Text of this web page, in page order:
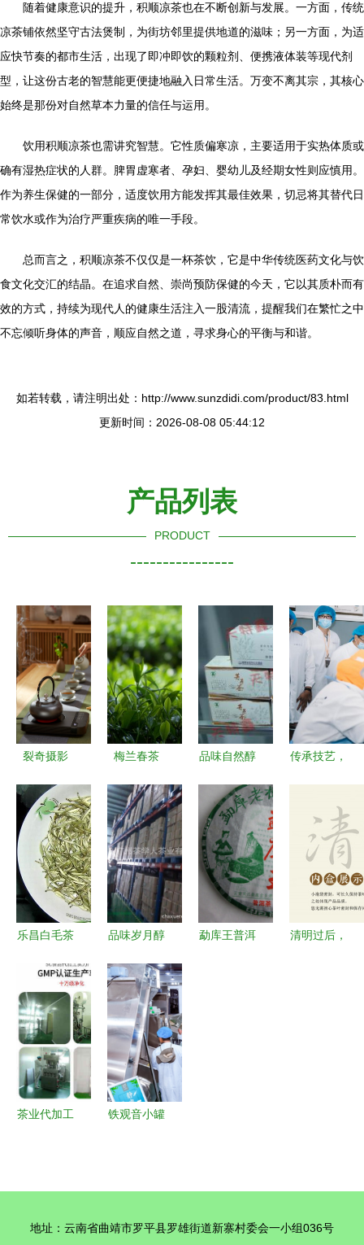
随着健康意识的提升，积顺凉茶也在不断创新与发展。一方面，传统
凉茶铺依然坚守古法煲制，为街坊邻里提供地道的滋味；另一方面，为适
应快节奏的都市生活，出现了即冲即饮的颗粒剂、便携液体装等现代剂
型，让这份古老的智慧能更便捷地融入日常生活。万变不离其宗，其核心
始终是那份对自然草本力量的信任与运用。
饮用积顺凉茶也需讲究智慧。它性质偏寒凉，主要适用于实热体质或
确有湿热症状的人群。脾胃虚寒者、孕妇、婴幼儿及经期女性则应慎用。
作为养生保健的一部分，适度饮用方能发挥其最佳效果，切忌将其替代日
常饮水或作为治疗严重疾病的唯一手段。
总而言之，积顺凉茶不仅仅是一杯茶饮，它是中华传统医药文化与饮
食文化交汇的结晶。在追求自然、崇尚预防保健的今天，它以其质朴而有
效的方式，持续为现代人的健康生活注入一股清流，提醒我们在繁忙之中
不忘倾听身体的声音，顺应自然之道，寻求身心的平衡与和谐。
如若转载，请注明出处：http://www.sunzdidi.com/product/83.html
更新时间：2026-08-08 05:44:12
产品列表
PRODUCT
----------------
裂奇摄影
释光影工艺
美学
梅兰春茶
半盏清香
品味自然醇
特苦荞茶的
生产与供应
价值
传承技艺，
混沌大学创
新商学院黄
山寻味现代
派小罐茶
乐昌白毛茶
芽尖珍宝与
农人匠心
品味岁月醇
学人茶业
2012云南
七级普洱散
茶选购指南
勐库王普洱
清明过后，
茶业代加工
铁观音小罐
地址：云南省曲靖市罗平县罗雄街道新寨村委会一小组036号